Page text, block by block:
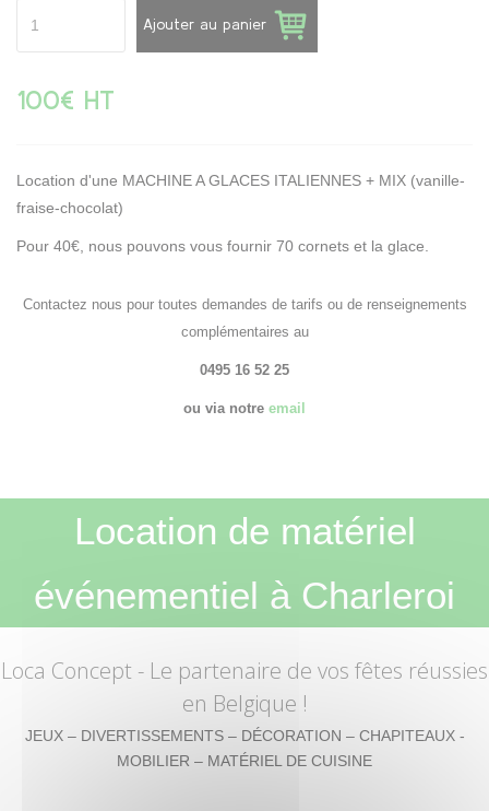
Ajouter au panier
100€ HT
Location d'une MACHINE A GLACES ITALIENNES + MIX (vanille-
fraise-chocolat)
Pour 40€, nous pouvons vous fournir 70 cornets et la glace.
Contactez nous pour toutes demandes de tarifs ou de renseignements
complémentaires au
0495 16 52 25
ou via notre email
Location de matériel
événementiel à Charleroi
Loca Concept - Le partenaire de vos fêtes réussies
en Belgique !
JEUX – DIVERTISSEMENTS – DÉCORATION – CHAPITEAUX -
MOBILIER – MATÉRIEL DE CUISINE